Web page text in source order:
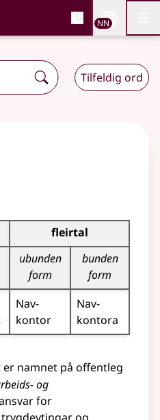
og
NN
Tilfeldig ord
substantivet
fleirtal
ubunden
form
bunden
form
Nav-
kontor
Nav-
kontora
er namnet på offentleg
og
for